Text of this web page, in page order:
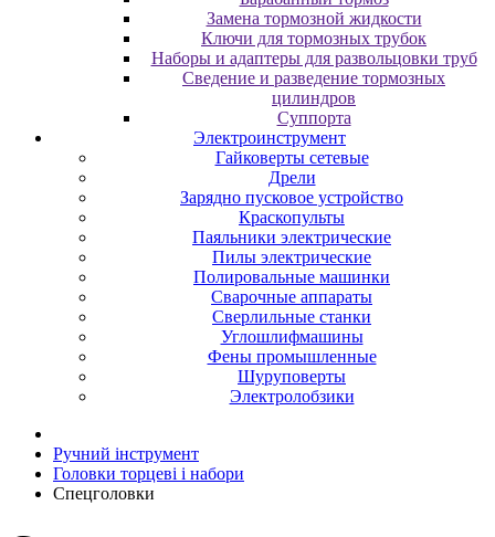
Замена тормозной жидкости
Ключи для тормозных трубок
Наборы и адаптеры для развольцовки труб
Сведение и разведение тормозных
цилиндров
Суппорта
Электроинструмент
Гайковерты сетевые
Дрели
Зарядно пусковое устройство
Краскопульты
Паяльники электрические
Пилы электрические
Полировальные машинки
Сварочные аппараты
Сверлильные станки
Углошлифмашины
Фены промышленные
Шуруповерты
Электролобзики
Ручний інструмент
Головки торцеві і набори
Спецголовки